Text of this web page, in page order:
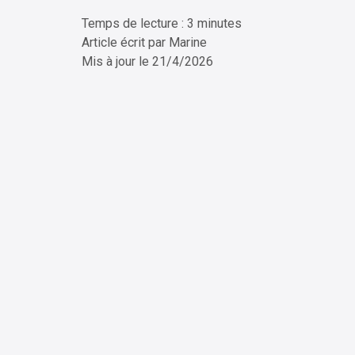
Temps de lecture : 3 minutes
Article écrit par Marine
Mis à jour le 21/4/2026